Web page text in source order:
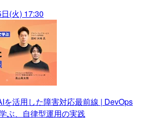
(火) 17:30
を活用した障害対応最前線 | DevOps
ぶ、自律型運用の実践